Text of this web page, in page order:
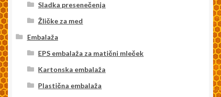
Sladka presenečenja
Žličke za med
Embalaža
EPS embalaža za matični mleček
Kartonska embalaža
Plastična embalaža